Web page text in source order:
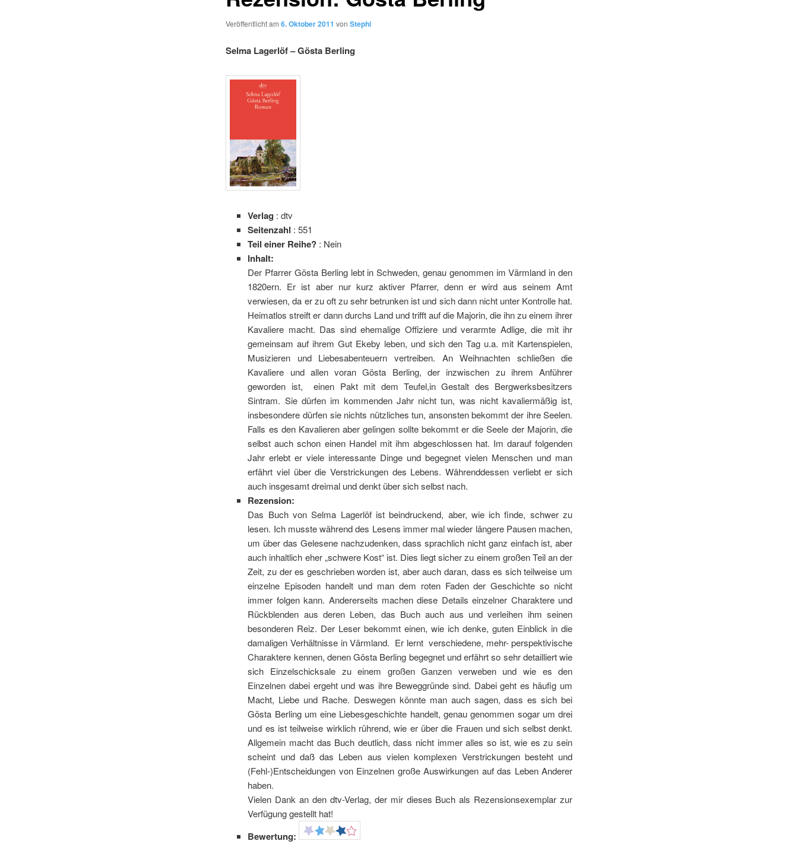
Veröffentlicht am 6. Oktober 2011 von Stephi
Selma Lagerlöf – Gösta Berling
Verlag : dtv
Seitenzahl : 551
Teil einer Reihe? : Nein
Inhalt:
Der Pfarrer Gösta Berling lebt in Schweden, genau genommen im Värmland in den
1820ern. Er ist aber nur kurz aktiver Pfarrer, denn er wird aus seinem Amt
verwiesen, da er zu oft zu sehr betrunken ist und sich dann nicht unter Kontrolle hat.
Heimatlos streift er dann durchs Land und trifft auf die Majorin, die ihn zu einem ihrer
Kavaliere macht. Das sind ehemalige Offiziere und verarmte Adlige, die mit ihr
gemeinsam auf ihrem Gut Ekeby leben, und sich den Tag u.a. mit Kartenspielen,
Musizieren und Liebesabenteuern vertreiben. An Weihnachten schließen die
Kavaliere und allen voran Gösta Berling, der inzwischen zu ihrem Anführer
geworden ist, einen Pakt mit dem Teufel,in Gestalt des Bergwerksbesitzers
Sintram. Sie dürfen im kommenden Jahr nicht tun, was nicht kavaliermäßig ist,
insbesondere dürfen sie nichts nützliches tun, ansonsten bekommt der ihre Seelen.
Falls es den Kavalieren aber gelingen sollte bekommt er die Seele der Majorin, die
selbst auch schon einen Handel mit ihm abgeschlossen hat. Im darauf folgenden
Jahr erlebt er viele interessante Dinge und begegnet vielen Menschen und man
erfährt viel über die Verstrickungen des Lebens. Währenddessen verliebt er sich
auch insgesamt dreimal und denkt über sich selbst nach.
Rezension:
Das Buch von Selma Lagerlöf ist beindruckend, aber, wie ich finde, schwer zu
lesen. Ich musste während des Lesens immer mal wieder längere Pausen machen,
um über das Gelesene nachzudenken, dass sprachlich nicht ganz einfach ist, aber
auch inhaltlich eher „schwere Kost“ ist. Dies liegt sicher zu einem großen Teil an der
Zeit, zu der es geschrieben worden ist, aber auch daran, dass es sich teilweise um
einzelne Episoden handelt und man dem roten Faden der Geschichte so nicht
immer folgen kann. Andererseits machen diese Details einzelner Charaktere und
Rückblenden aus deren Leben, das Buch auch aus und verleihen ihm seinen
besonderen Reiz. Der Leser bekommt einen, wie ich denke, guten Einblick in die
damaligen Verhältnisse in Värmland. Er lernt verschiedene, mehr- perspektivische
Charaktere kennen, denen Gösta Berling begegnet und erfährt so sehr detailliert wie
sich Einzelschicksale zu einem großen Ganzen verweben und wie es den
Einzelnen dabei ergeht und was ihre Beweggründe sind. Dabei geht es häufig um
Macht, Liebe und Rache. Deswegen könnte man auch sagen, dass es sich bei
Gösta Berling um eine Liebesgeschichte handelt, genau genommen sogar um drei
und es ist teilweise wirklich rührend, wie er über die Frauen und sich selbst denkt.
Allgemein macht das Buch deutlich, dass nicht immer alles so ist, wie es zu sein
scheint und daß das Leben aus vielen komplexen Verstrickungen besteht und
(Fehl-)Entscheidungen von Einzelnen große Auswirkungen auf das Leben Anderer
haben.
Vielen Dank an den dtv-Verlag, der mir dieses Buch als Rezensionsexemplar zur
Verfügung gestellt hat!
Bewertung: